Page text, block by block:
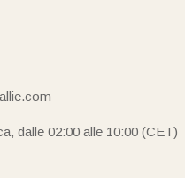
dalle 02:00 alle 10:00 (CET)